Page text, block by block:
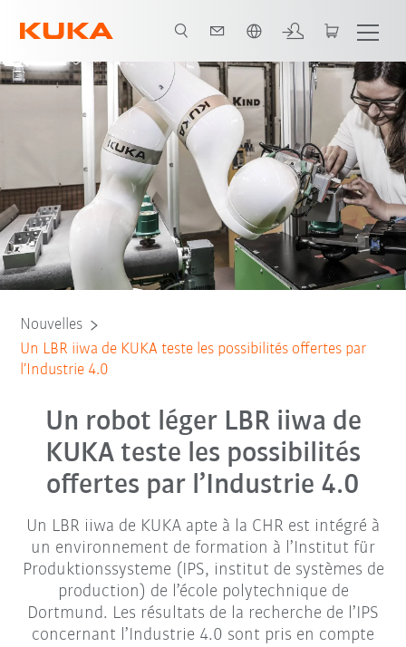
Nouvelles
Un LBR iiwa de KUKA teste les possibilités offertes par
l’Industrie 4.0
Un robot léger LBR iiwa de
KUKA teste les possibilités
offertes par l’Industrie 4.0
Un LBR iiwa de KUKA apte à la CHR est intégré à
un environnement de formation à l’Institut für
Produktionssysteme (IPS, institut de systèmes de
production) de l’école polytechnique de
Dortmund. Les résultats de la recherche de l’IPS
concernant l’Industrie 4.0 sont pris en compte